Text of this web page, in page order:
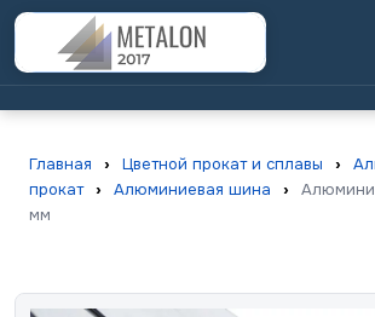
Главная › Цветной прокат и сплавы ›
прокат › Алюминиевая шина ›
мм